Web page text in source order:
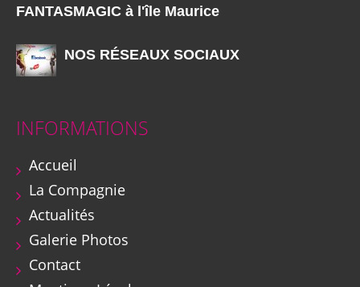
FANTASMAGIC à l'île Maurice
NOS RÉSEAUX SOCIAUX
INFORMATIONS
Accueil
La Compagnie
Actualités
Galerie Photos
Contact